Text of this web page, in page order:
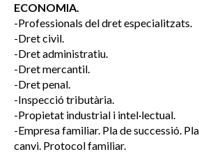
ECONOMIA.
-Professionals del dret especialitzats.
-Dret civil.
-Dret administratiu.
-Dret mercantil.
-Dret penal.
-Inspecció tributària.
-Propietat industrial i intel·lectual.
-Empresa familiar. Pla de successió.
canvi. Protocol familiar.